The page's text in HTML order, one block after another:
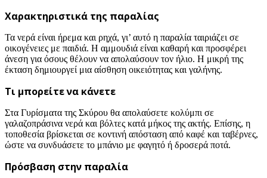
Χαρακτηριστικά της παραλίας
Τα νερά είναι ήρεμα και ρηχά, γι’ αυτό η παραλία ταιριάζει σε
οικογένειες με παιδιά. Η αμμουδιά είναι καθαρή και προσφέρει
άνεση για όσους θέλουν να απολαύσουν τον ήλιο. Η μικρή της
έκταση δημιουργεί μια αίσθηση οικειότητας και γαλήνης.
Τι μπορείτε να κάνετε
Στα Γυρίσματα της Σκύρου θα απολαύσετε κολύμπι σε
γαλαζοπράσινα νερά και βόλτες κατά μήκος της ακτής. Επίσης, η
τοποθεσία βρίσκεται σε κοντινή απόσταση από καφέ και ταβέρνες,
ώστε να συνδυάσετε το μπάνιο με φαγητό ή δροσερά ποτά.
Πρόσβαση στην παραλία